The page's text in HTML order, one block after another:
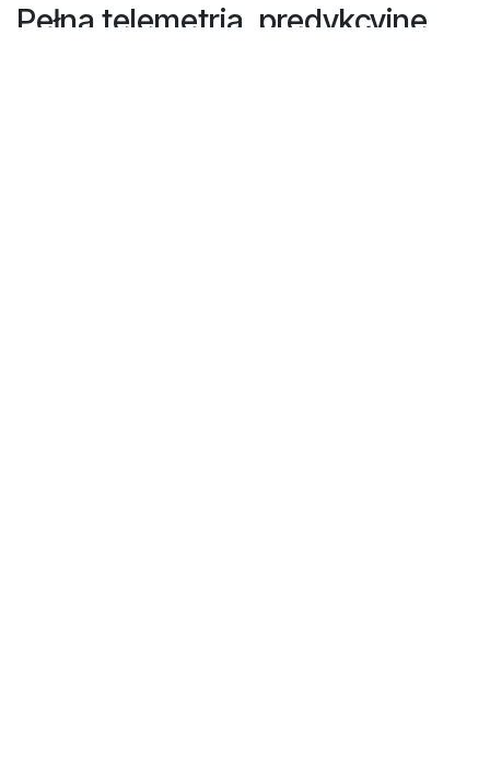
Pełna telemetria, predykcyjne